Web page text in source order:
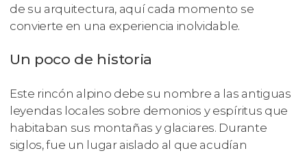
de su arquitectura, aquí cada momento se
convierte en una experiencia inolvidable.
Un poco de historia
Este rincón alpino debe su nombre a las antiguas
leyendas locales sobre demonios y espíritus que
habitaban sus montañas y glaciares. Durante
siglos, fue un lugar aislado al que acudían